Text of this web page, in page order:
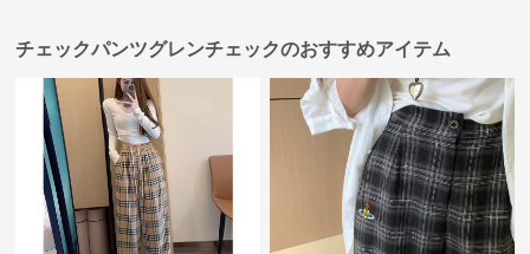
チェックパンツグレンチェックのおすすめアイテム